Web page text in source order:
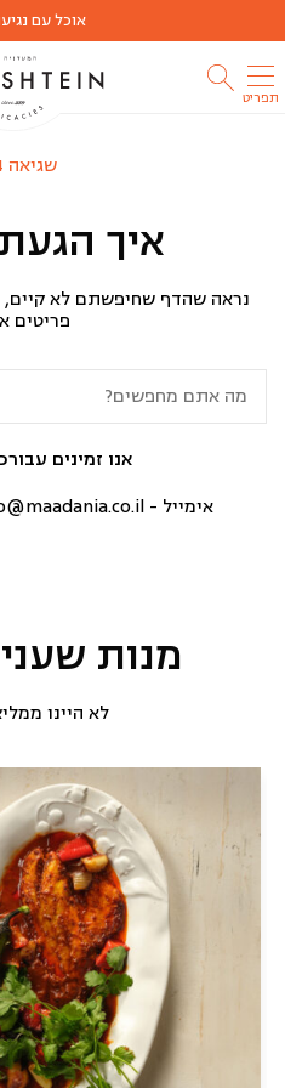
אוכל עם
תפריט
שגיאה 404
איך
נראה שהדף שחיפשתם לא קיים,
פריטים
חיפוש:
אנו זמינים
אימייל -
מנות
לא היינו